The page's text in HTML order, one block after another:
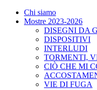
Chi siamo
Mostre 2023-2026
DISEGNI DA
DISPOSITIVI
INTERLUDI
TORMENTI,
CIÒ CHE MI
VIE DI FUGA